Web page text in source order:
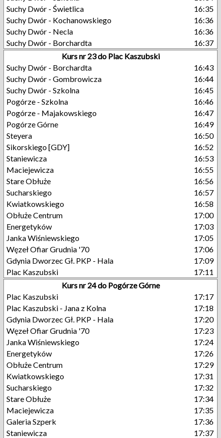
Suchy Dwór - Świetlica
16:35
Suchy Dwór - Kochanowskiego
16:36
Suchy Dwór - Necla
16:36
Suchy Dwór - Borchardta
16:37
Kurs nr 23 do Plac Kaszubski
Suchy Dwór - Borchardta
16:43
Suchy Dwór - Gombrowicza
16:44
Suchy Dwór - Szkolna
16:45
Pogórze - Szkolna
16:46
Pogórze - Majakowskiego
16:47
Pogórze Górne
16:49
Steyera
16:50
Sikorskiego [GDY]
16:52
Staniewicza
16:53
Maciejewicza
16:55
Stare Obłuże
16:56
Sucharskiego
16:57
Kwiatkowskiego
16:58
Obłuże Centrum
17:00
Energetyków
17:03
Janka Wiśniewskiego
17:05
Węzeł Ofiar Grudnia '70
17:06
Gdynia Dworzec Gł. PKP - Hala
17:09
Plac Kaszubski
17:11
Kurs nr 24 do Pogórze Górne
Plac Kaszubski
17:17
Plac Kaszubski - Jana z Kolna
17:18
Gdynia Dworzec Gł. PKP - Hala
17:20
Węzeł Ofiar Grudnia '70
17:23
Janka Wiśniewskiego
17:24
Energetyków
17:26
Obłuże Centrum
17:29
Kwiatkowskiego
17:31
Sucharskiego
17:32
Stare Obłuże
17:34
Maciejewicza
17:35
Galeria Szperk
17:36
Staniewicza
17:37